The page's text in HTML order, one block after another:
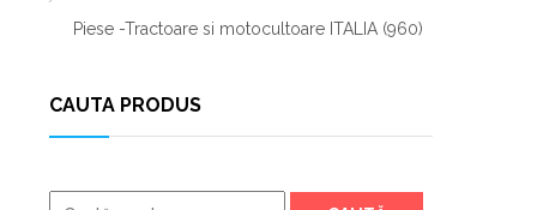
Piese -Tractoare si motocultoare ITALIA (960)
CAUTA PRODUS
Caută